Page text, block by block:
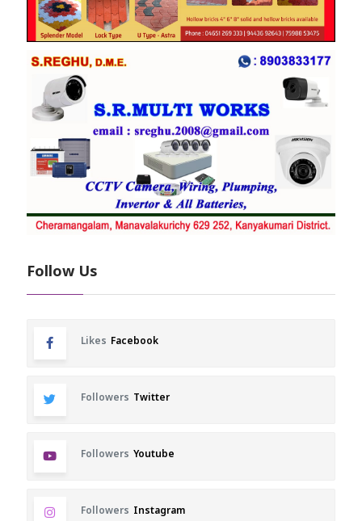
Follow Us
Likes Facebook
Followers Twitter
Followers Youtube
Followers Instagram